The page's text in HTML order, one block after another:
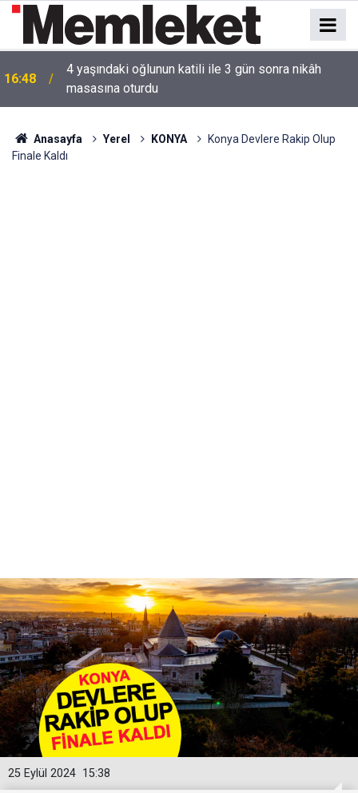
16:44 Mahallede korku dolu anlar: Gaz hattı delindi
Anasayfa Yerel KONYA
Konya Devlere Rakip Olup
Finale Kaldı
15:38
25 Eylül 2024